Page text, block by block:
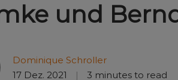
und
Dominique Schroller
17 Dez. 2021
3 minutes to read